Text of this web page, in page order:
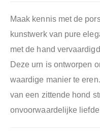
Maak kennis met de
kunstwerk van pure
met de hand
Deze urn is ontworpen
waardige manier te
van een zittende hond
onvoorwaardelijke